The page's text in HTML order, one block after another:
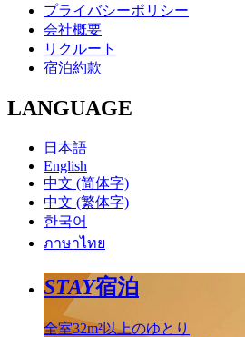
プライバシーポリシー
会社概要
リクルート
宿泊約款
LANGUAGE
日本語
English
中文 (简体字)
中文 (繁体字)
한국어
ภาษาไทย
STAY宿泊
全室32m²以上のゆとり